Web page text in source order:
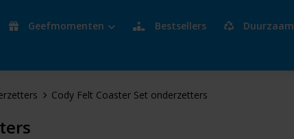
Geefmomenten Bestsellers Duurzaam
Cody Felt Coaster Set onderzetters